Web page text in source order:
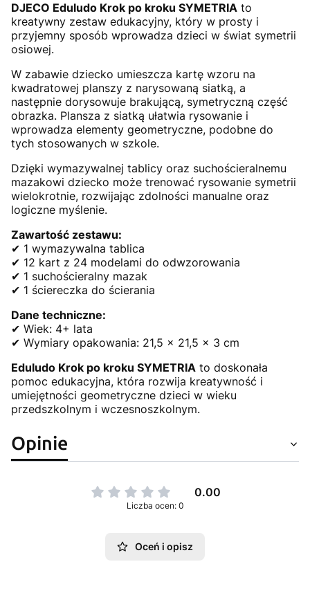
DJECO Eduludo Krok po kroku SYMETRIA to
kreatywny zestaw edukacyjny, który w prosty i
przyjemny sposób wprowadza dzieci w świat symetrii
osiowej.
W zabawie dziecko umieszcza kartę wzoru na
kwadratowej planszy z narysowaną siatką, a
następnie dorysowuje brakującą, symetryczną część
obrazka. Plansza z siatką ułatwia rysowanie i
wprowadza elementy geometryczne, podobne do
tych stosowanych w szkole.
Dzięki wymazywalnej tablicy oraz suchościeralnemu
mazakowi dziecko może trenować rysowanie symetrii
wielokrotnie, rozwijając zdolności manualne oraz
logiczne myślenie.
Zawartość zestawu:
✔ 1 wymazywalna tablica
✔ 12 kart z 24 modelami do odwzorowania
✔ 1 suchościeralny mazak
✔ 1 ściereczka do ścierania
Dane techniczne:
✔ Wiek: 4+ lata
✔ Wymiary opakowania: 21,5 x 21,5 x 3 cm
Eduludo Krok po kroku SYMETRIA to doskonała
pomoc edukacyjna, która rozwija kreatywność i
umiejętności geometryczne dzieci w wieku
przedszkolnym i wczesnoszkolnym.
Opinie
0.00
Liczba ocen: 0
Oceń i opisz